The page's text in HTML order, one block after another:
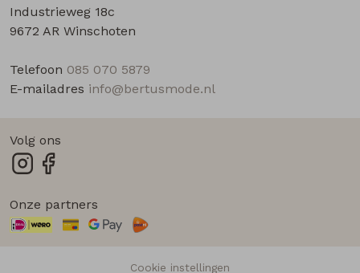
Industrieweg 18c
9672 AR Winschoten
Telefoon 085 070 5879
E-mailadres info@bertusmode.nl
Volg ons
Onze partners
Cookie instellingen